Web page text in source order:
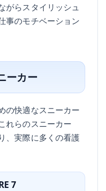
がらスタイリッシュ
事のモチベーション
ーカー
の快適なスニーカー
れらのスニーカー
、実際に多くの看護
7